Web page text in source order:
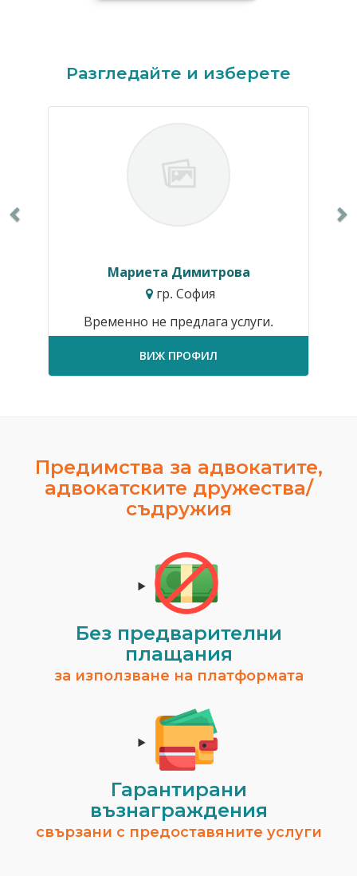
Разгледайте и изберете
Мариета Димитрова
гр. София
Временно не предлага услуги.
ВИЖ ПРОФИЛ
Предимства за адвокатите,
адвокатските дружества/
съдружия
Без предварителни
плащания
за използване на платформата
Гарантирани
възнаграждения
свързани с предоставяните услуги